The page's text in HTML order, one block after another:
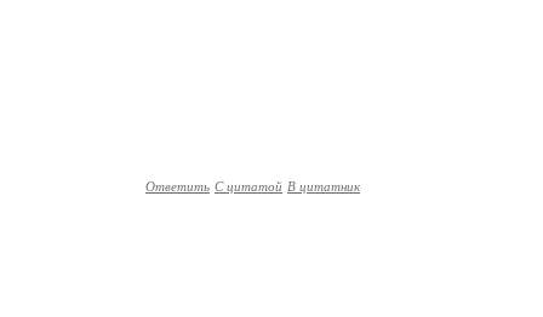
Ответить С цитатой В цитатник